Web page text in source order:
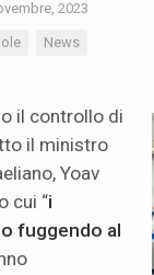
2023
News
il controllo di
il ministro
Yoav
cui “i
fuggendo al